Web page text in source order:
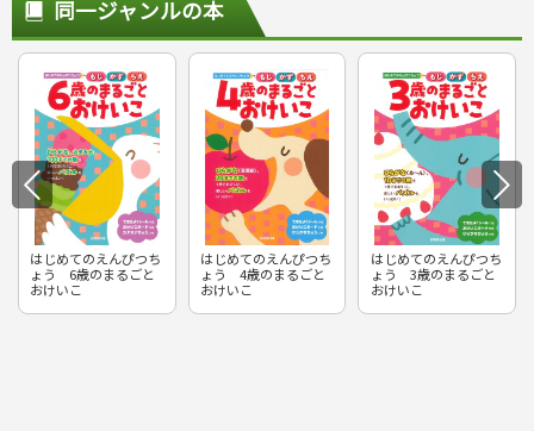
同一ジャンルの本
はじめてのえんぴつち
ょう 6歳のまるごと
おけいこ
はじめてのえんぴつち
ょう 4歳のまるごと
おけいこ
はじめてのえんぴつち
ょう 3歳のまるごと
おけいこ